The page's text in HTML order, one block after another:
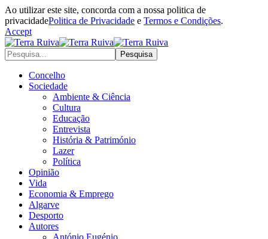
Ao utilizar este site, concorda com a nossa politica de
privacidadePolitica de Privacidade e Termos e Condições.
Accept
Concelho
Sociedade
Ambiente & Ciência
Cultura
Educação
Entrevista
História & Património
Lazer
Política
Opinião
Vida
Economia & Emprego
Algarve
Desporto
Autores
António Eugénio